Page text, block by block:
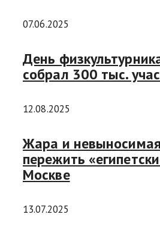
07.06.2025
День
собрал 300 тыс.
12.08.2025
Жара и
пережить
Москве
13.07.2025